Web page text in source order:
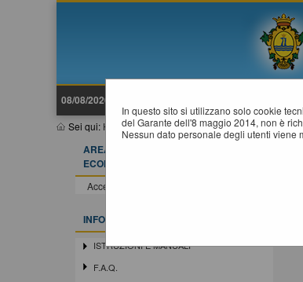
08/08/2026 16:23
Sei qui: Home»Informazioni»Cookies
In questo sito si utilizzano solo cookie
del Garante dell'8 maggio 2014, non è
Nessun dato personale degli utenti viene
AREA RISERVATA OPERATORE
ECONOMICO
Accedi - Registrati
INFORMAZIONI
ISTRUZIONI E MANUALI
F.A.Q.